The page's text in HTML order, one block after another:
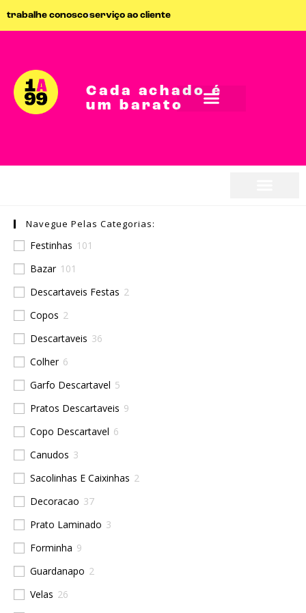
trabalhe conoscoserviço ao cliente
Cada achado é
um barato
Navegue Pelas Categorias:
Festinhas 101
Bazar 101
Descartaveis Festas 2
Copos 2
Descartaveis 36
Colher 6
Garfo Descartavel 5
Pratos Descartaveis 9
Copo Descartavel 6
Canudos 3
Sacolinhas E Caixinhas 2
Decoracao 37
Prato Laminado 3
Forminha 9
Guardanapo 2
Velas 26